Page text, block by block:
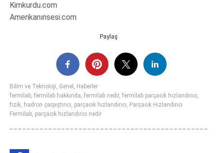
Kimkurdu.com
Amerikanınsesi.com
Paylaş
Bilim ve Teknoloji, Genel , Haberler
fermilab, fermilab hakkında, fermilab nedir, fermilab parçacık hızlandırıcı,
fizik, hadron çarpıştırıcı, parçacık hızlandırıcı, Parçacık Hızlandırıcı
Fermilab, parçacık hızlandırıcı nedir